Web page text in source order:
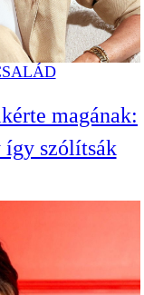
magának:
így szólítsák